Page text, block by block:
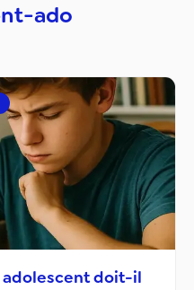
ado
adolescent doit-il